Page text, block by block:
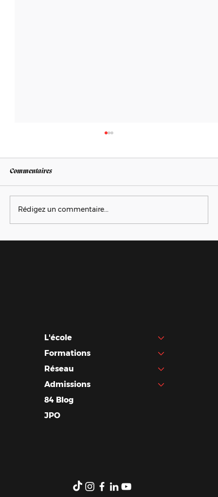
Pimp my Mask
Commentaires
Rédigez un commentaire...
L'école
Formations
Réseau
Admissions
84 Blog
JPO